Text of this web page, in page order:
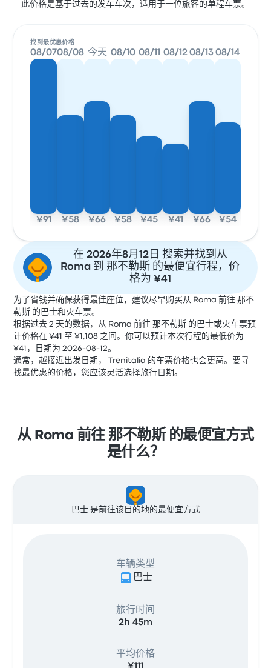
此价格是基于过去的发车车次，适用于一位旅客的单程车票。
找到最优惠价格
08/07
¥91
08/08
¥58
今天
¥66
08/10
¥58
08/11
¥45
08/12
¥41
08/13
¥66
08/14
¥54
在 2026年8月12日 搜索并找到从
Roma 到 那不勒斯 的最便宜行程，价
格为 ¥41
为了省钱并确保获得最佳座位，建议尽早购买从 Roma 前往 那不
勒斯 的巴士和火车票。
根据过去 2 天的数据，从 Roma 前往 那不勒斯 的巴士或火车票预
计价格在 ¥41 至 ¥1,108 之间。你可以预计本次行程的最低价为
¥41，日期为 2026-08-12。
通常，越接近出发日期， Trenitalia 的车票价格也会更高。要寻
找最优惠的价格，您应该灵活选择旅行日期。
从 Roma 前往 那不勒斯 的最便宜方式
是什么？
巴士 是前往该目的地的最便宜方式
车辆类型
巴士
旅行时间
2h 45m
平均价格
¥111